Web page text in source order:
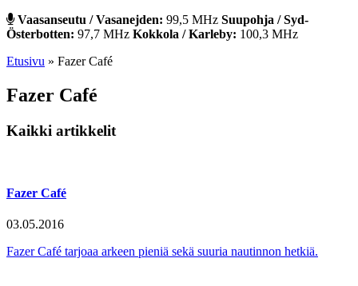
Vaasanseutu / Vasanejden: 99,5 MHz Suupohja / Syd-
Österbotten: 97,7 MHz Kokkola / Karleby: 100,3 MHz
Etusivu » Fazer Café
Fazer Café
Kaikki artikkelit
Fazer Café
03.05.2016
Fazer Café tarjoaa arkeen pieniä sekä suuria nautinnon hetkiä.